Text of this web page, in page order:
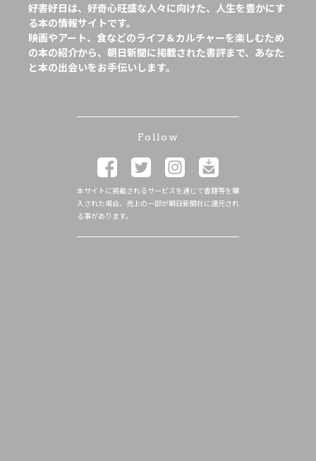
好書好日は、好奇心旺盛な人々に向けた、人生を豊かにす
る本の情報サイトです。
映画やアート、食などのライフ＆カルチャーを楽しむため
の本の紹介から、朝日新聞に掲載された書評まで、あなた
と本の出会いをお手伝いします。
Follow
本サイトに掲載されるサービスを通じて書籍等を購
入された場合、売上の一部が朝日新聞社に還元され
る事があります。